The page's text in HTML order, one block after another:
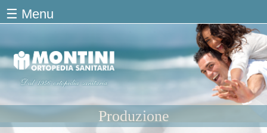
Salta al contenuto principale
☰ Menu
Produzione